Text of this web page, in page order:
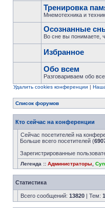
Тренировка
Мнемотехника и
Осознанные
Во сне вы понимаете,
Избранное
Обо всем
Разговариваем обо
Удалить cookies конференции |
Список форумов
Кто сейчас на конференции
Сейчас посетителей на
Больше всего посетителей (
Зарегистрированные
Легенда :: Администраторы
Статистика
Всего сообщений: 13820 | Тем: